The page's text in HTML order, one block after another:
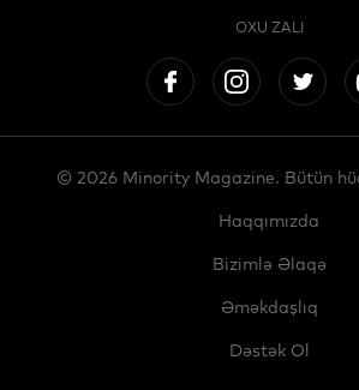
OXU ZALI
© 2026 Minority Magazine. Bütün
Haqqımızda
Bizimlə Əlaqə
Əməkdaşlıq
Dəstək Ol